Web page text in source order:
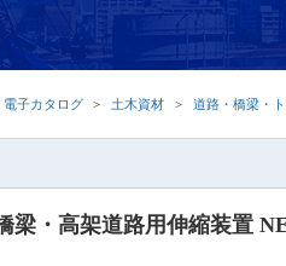
電子カタログ 土木資材 道路・橋梁・
橋梁・高架道路用伸縮装置